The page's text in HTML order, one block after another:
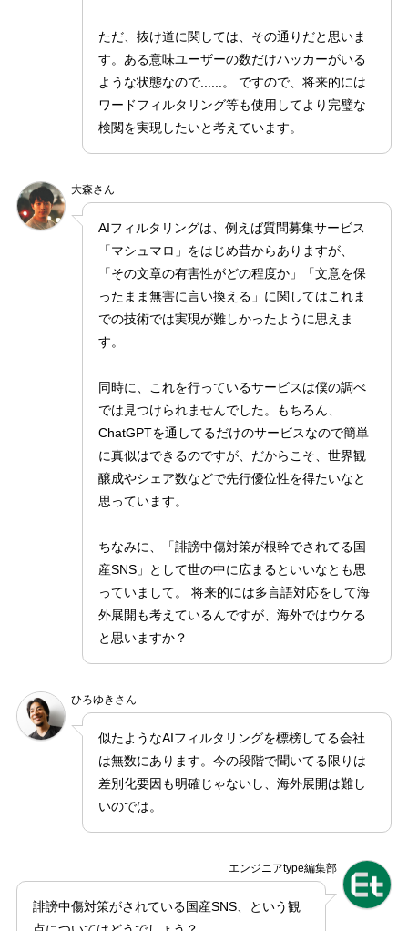
ただ、抜け道に関しては、その通りだと思いま
す。ある意味ユーザーの数だけハッカーがいる
ような状態なので......。 ですので、将来的には
ワードフィルタリング等も使用してより完璧な
検閲を実現したいと考えています。
大森さん
AIフィルタリングは、例えば質問募集サービス
「マシュマロ」をはじめ昔からありますが、
「その文章の有害性がどの程度か」「文意を保
ったまま無害に言い換える」に関してはこれま
での技術では実現が難しかったように思えま
す。
同時に、これを行っているサービスは僕の調べ
では見つけられませんでした。もちろん、
ChatGPTを通してるだけのサービスなので簡単
に真似はできるのですが、だからこそ、世界観
醸成やシェア数などで先行優位性を得たいなと
思っています。
ちなみに、「誹謗中傷対策が根幹でされてる国
産SNS」として世の中に広まるといいなとも思
っていまして。 将来的には多言語対応をして海
外展開も考えているんですが、海外ではウケる
と思いますか？
ひろゆきさん
似たようなAIフィルタリングを標榜してる会社
は無数にあります。今の段階で聞いてる限りは
差別化要因も明確じゃないし、海外展開は難し
いのでは。
エンジニアtype編集部
誹謗中傷対策がされている国産SNS、という観